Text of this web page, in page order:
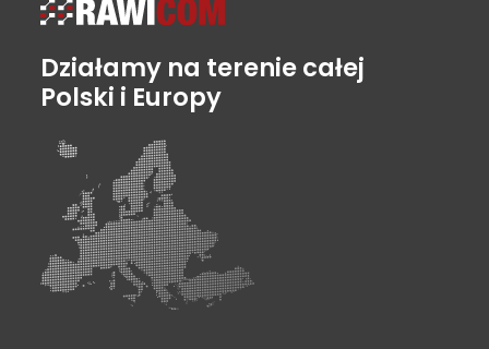
Działamy na terenie całej
Polski i Europy